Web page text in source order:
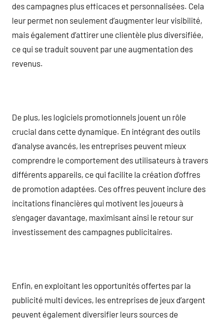
des campagnes plus efficaces et personnalisées. Cela
leur permet non seulement d’augmenter leur visibilité,
mais également d’attirer une clientèle plus diversifiée,
ce qui se traduit souvent par une augmentation des
revenus.
De plus, les logiciels promotionnels jouent un rôle
crucial dans cette dynamique. En intégrant des outils
d’analyse avancés, les entreprises peuvent mieux
comprendre le comportement des utilisateurs à travers
différents appareils, ce qui facilite la création d’offres
de promotion adaptées. Ces offres peuvent inclure des
incitations financières qui motivent les joueurs à
s’engager davantage, maximisant ainsi le retour sur
investissement des campagnes publicitaires.
Enfin, en exploitant les opportunités offertes par la
publicité multi devices, les entreprises de jeux d’argent
peuvent également diversifier leurs sources de